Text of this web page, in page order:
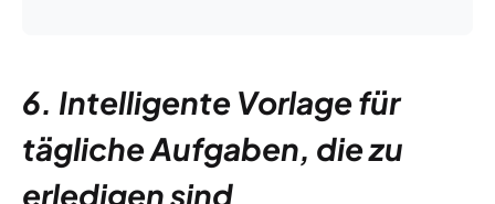
6. Intelligente Vorlage für
tägliche Aufgaben, die zu
erledigen sind